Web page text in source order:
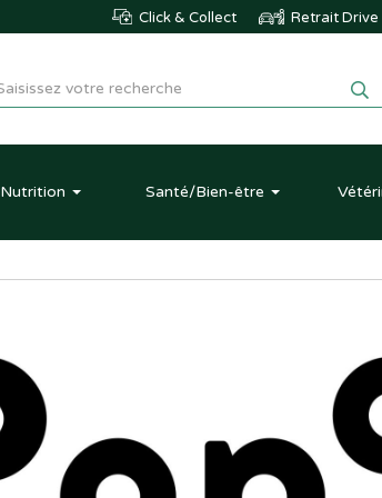
Click & Collect Retrait Drive
Nutrition Santé/Bien-être